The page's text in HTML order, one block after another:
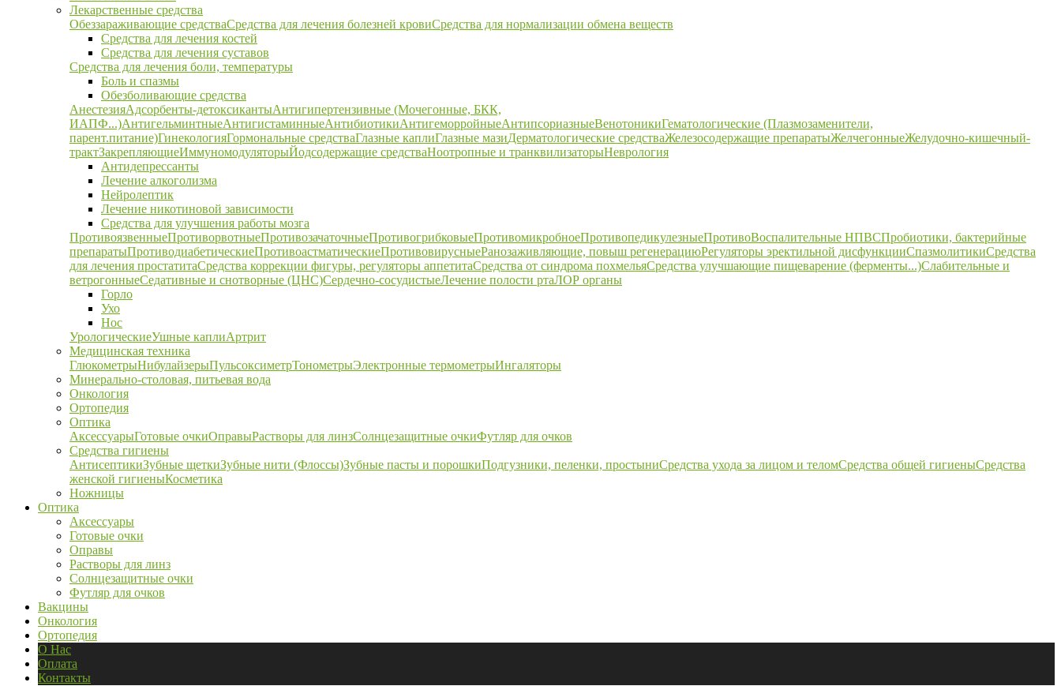
Лекарственные средства
Обеззараживающие средстваСредства для лечения болезней кровиСредства для нормализации обмена веществ
Средства для лечения костей
Средства для лечения суставов
Средства для лечения боли, температуры
Боль и спазмы
Обезболивающие средства
АнестезияАдсорбенты-детоксикантыАнтигипертензивные (Мочегонные, БКК,
ИАПФ...)АнтигельминтныеАнтигистаминныеАнтибиотикиАнтигеморройныеАнтипсориазныеВенотоникиГематологические (Плазмозаменители,
парент.питание)ГинекологияГормональные средстваГлазные каплиГлазные мазиДерматологические средстваЖелезосодержащие препаратыЖелчегонныеЖелудочно-кишечный-
трактЗакрепляющиеИммуномодуляторыЙодсодержащие средстваНоотропные и транквилизаторыНеврология
Антидепрессанты
Лечение алкоголизма
Нейролептик
Лечение никотиновой зависимости
Средства для улучшения работы мозга
ПротивоязвенныеПротиворвотныеПротивозачаточныеПротивогрибковыеПротивомикробноеПротивопедикулезныеПротивоВоспалительные НПВСПробиотики, бактерийные
препаратыПротиводиабетическиеПротивоастматическиеПротивовирусныеРанозаживляющие, повыш регенерациюРегуляторы эректильной дисфункцииСпазмолитикиСредства
для лечения простатитаСредства коррекции фигуры, регуляторы аппетитаСредства от синдрома похмельяСредства улучшающие пищеварение (ферменты...)Слабительные и
ветрогонныеСедативные и снотворные (ЦНС)Сердечно-сосудистыеЛечение полости ртаЛОР органы
Горло
Ухо
Нос
УрологическиеУшные каплиАртрит
Медицинская техника
ГлюкометрыНибулайзерыПульсоксиметрТонометрыЭлектронные термометрыИнгаляторы
Минерально-столовая, питьевая вода
Онкология
Ортопедия
Оптика
АксессуарыГотовые очкиОправыРастворы для линзСолнцезащитные очкиФутляр для очков
Средства гигиены
АнтисептикиЗубные щеткиЗубные нити (Флоссы)Зубные пасты и порошкиПодгузники, пеленки, простыниСредства ухода за лицом и теломСредства общей гигиеныСредства
женской гигиеныКосметика
Ножницы
Оптика
Аксессуары
Готовые очки
Оправы
Растворы для линз
Солнцезащитные очки
Футляр для очков
Вакцины
Онкология
Ортопедия
О Нас
Оплата
Контакты